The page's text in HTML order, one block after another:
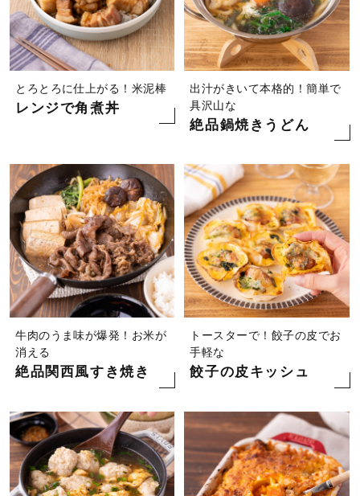
とろとろに仕上がる！米泥棒
レンジで角煮丼
出汁がきいて本格的！簡単で
具沢山な
絶品鍋焼きうどん
牛肉のうま味が爆発！お米が
消える
絶品関西風すき焼き
トースターで！餃子の皮でお
手軽な
餃子の皮キッシュ